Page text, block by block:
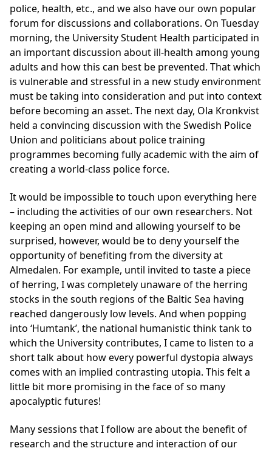
police, health, etc., and we also have our own popular
forum for discussions and collaborations. On Tuesday
morning, the University Student Health participated in
an important discussion about ill-health among young
adults and how this can best be prevented. That which
is vulnerable and stressful in a new study environment
must be taking into consideration and put into context
before becoming an asset. The next day, Ola Kronkvist
held a convincing discussion with the Swedish Police
Union and politicians about police training
programmes becoming fully academic with the aim of
creating a world-class police force.
It would be impossible to touch upon everything here
– including the activities of our own researchers. Not
keeping an open mind and allowing yourself to be
surprised, however, would be to deny yourself the
opportunity of benefiting from the diversity at
Almedalen. For example, until invited to taste a piece
of herring, I was completely unaware of the herring
stocks in the south regions of the Baltic Sea having
reached dangerously low levels. And when popping
into ‘Humtank’, the national humanistic think tank to
which the University contributes, I came to listen to a
short talk about how every powerful dystopia always
comes with an implied contrasting utopia. This felt a
little bit more promising in the face of so many
apocalyptic futures!
Many sessions that I follow are about the benefit of
research and the structure and interaction of our